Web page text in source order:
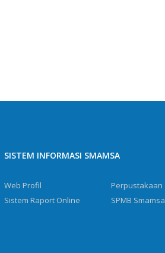
SISTEM INFORMASI SMAMSA
Web Profil
Perpustakaan
Sistem Raport Online
SPMB Smamsa